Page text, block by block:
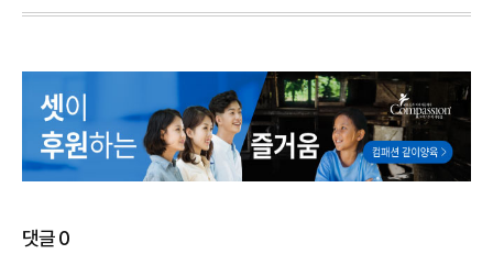
댓글0